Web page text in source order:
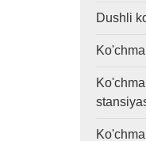
Dushli